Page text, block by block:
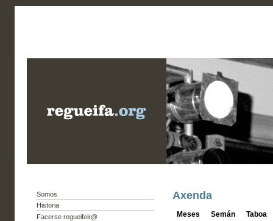
Somos
Historia
Facerse regueifeir@
Axenda
Meses Semán Taboa